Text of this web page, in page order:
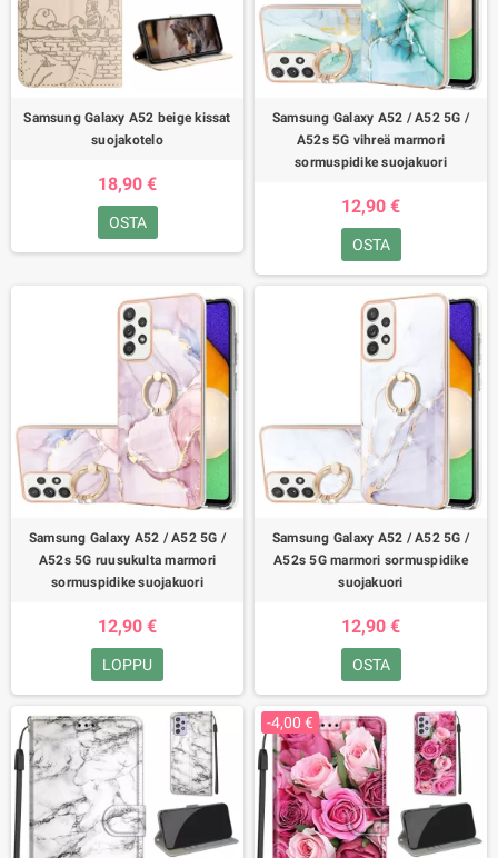
Samsung Galaxy A52 beige kissat
suojakotelo
18,90 €
OSTA
Samsung Galaxy A52 / A52 5G /
A52s 5G vihreä marmori
sormuspidike suojakuori
12,90 €
OSTA
Samsung Galaxy A52 / A52 5G /
A52s 5G ruusukulta marmori
sormuspidike suojakuori
12,90 €
LOPPU
Samsung Galaxy A52 / A52 5G /
A52s 5G marmori sormuspidike
suojakuori
12,90 €
OSTA
-4,00 €